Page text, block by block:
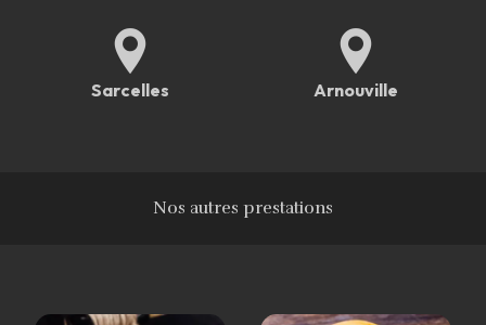
Sarcelles Arnouville
Nos autres prestations